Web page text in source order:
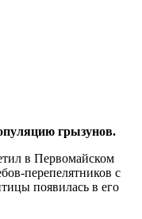
грызунов.
в Первомайском
перепелятников с
появилась в его